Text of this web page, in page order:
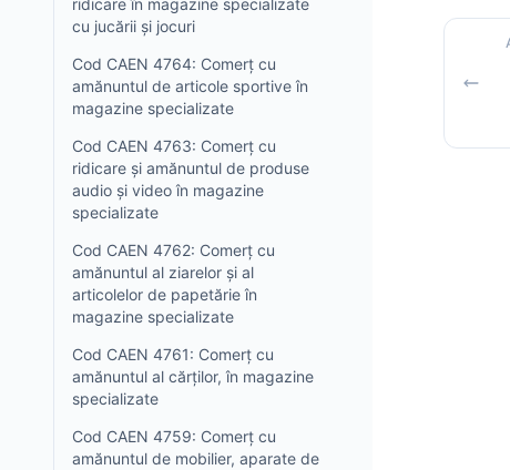
ridicare în magazine specializate
cu jucării și jocuri
Cod CAEN 4764: Comerț cu
amănuntul de articole sportive în
magazine specializate
Cod CAEN 4763: Comerț cu
ridicare și amănuntul de produse
audio și video în magazine
specializate
Cod CAEN 4762: Comerț cu
amănuntul al ziarelor și al
articolelor de papetărie în
magazine specializate
Cod CAEN 4761: Comerț cu
amănuntul al cărților, în magazine
specializate
Cod CAEN 4759: Comerț cu
amănuntul de mobilier, aparate de